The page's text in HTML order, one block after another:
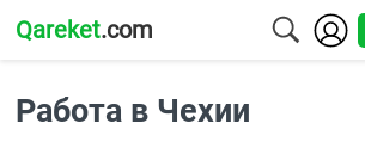
Qareket.com
Алматы
Работа в Чехии